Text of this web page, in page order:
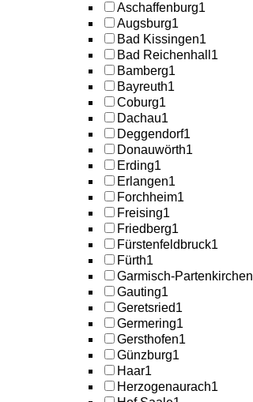
Aschaffenburg1
Augsburg1
Bad Kissingen1
Bad Reichenhall 1
Bamberg1
Bayreuth1
Coburg1
Dachau1
Deggendorf1
Donauwörth1
Erding1
Erlangen1
Forchheim1
Freising1
Friedberg1
Fürstenfeldbruck1
Fürth1
Garmisch-Partenkirchen
Gauting1
Geretsried1
Germering1
Gersthofen1
Günzburg1
Haar1
Herzogenaurach1